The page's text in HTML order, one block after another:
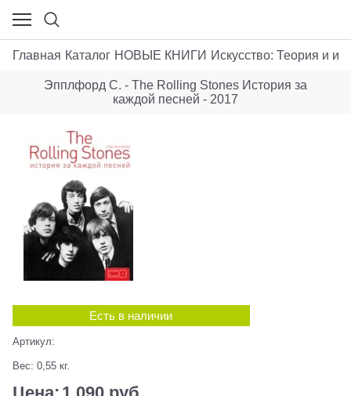
Главная Каталог НОВЫЕ КНИГИ Искусствo: Теория и
Эпплфорд С. - The Rolling Stones История за
каждой песней - 2017
Есть в наличии
Артикул:
Вес: 0,55 кг.